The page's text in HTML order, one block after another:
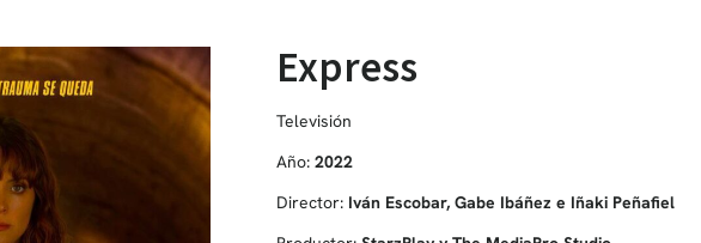
Express
Televisión
Año: 2022
Director: Iván Escobar, Gabe Ibáñez e Iñaki Peñafiel